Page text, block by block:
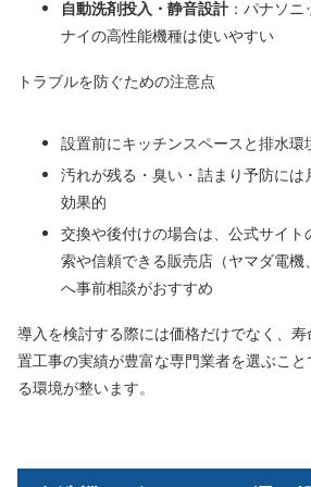
自動洗剤投入・静音設計 ：パナソ
ナイの高性能機種は使いやすい
トラブルを防ぐための注意点
設置前にキッチンスペースと排水環
汚れが残る・臭い・詰まり予防に
効果的
交換や後付けの場合は、公式サイト
索や信頼できる販売店（ヤマダ電機
へ事前相談がおすすめ
導入を検討する際には価格だけでなく、
置工事の実績が豊富な専門業者を選ぶこと
る環境が整います。